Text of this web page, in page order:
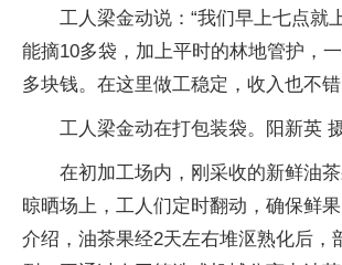
工人梁金动说：“我们早上七点就
能摘10多袋，加上平时的林地管护，
多块钱。在这里做工稳定，收入也不错
工人梁金动在打包装袋。阳新英
在初加工场内，刚采收的新鲜油
晾晒场上，工人们定时翻动，确保鲜
介绍，油茶果经2天左右堆沤熟化后，